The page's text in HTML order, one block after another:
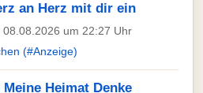
an Herz mit dir ein
um 22:27 Uhr
(#Anzeige)
Heimat Denke